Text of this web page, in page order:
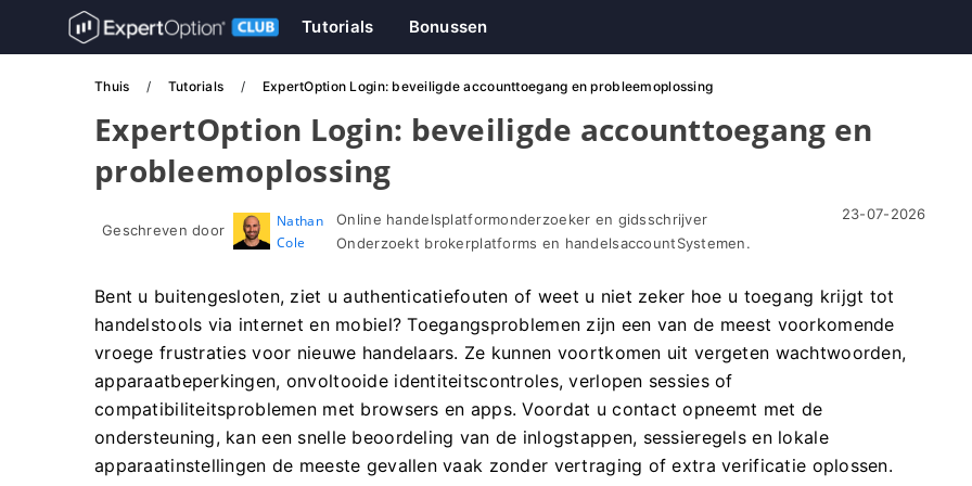
Tutorials Bonussen
Thuis Tutorials ExpertOption Login: beveiligde accounttoegang en probleemoplossing
ExpertOption Login: beveiligde accounttoegang en
probleemoplossing
Geschreven door
Nathan
Cole
Online handelsplatformonderzoeker en gidsschrijver
Onderzoekt brokerplatforms en handelsaccountSystemen.
23-07-2026
Bent u buitengesloten, ziet u authenticatiefouten of weet u niet zeker hoe u toegang krijgt tot
handelstools via internet en mobiel? Toegangsproblemen zijn een van de meest voorkomende
vroege frustraties voor nieuwe handelaars. Ze kunnen voortkomen uit vergeten wachtwoorden,
apparaatbeperkingen, onvoltooide identiteitscontroles, verlopen sessies of
compatibiliteitsproblemen met browsers en apps. Voordat u contact opneemt met de
ondersteuning, kan een snelle beoordeling van de inlogstappen, sessieregels en lokale
apparaatinstellingen de meeste gevallen vaak zonder vertraging of extra verificatie oplossen.